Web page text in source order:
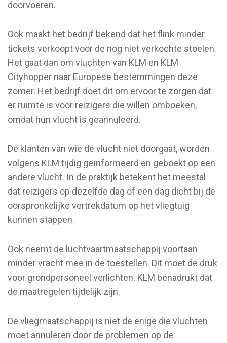
doorvoeren.
Ook maakt het bedrijf bekend dat het flink minder
tickets verkoopt voor de nog niet verkochte stoelen.
Het gaat dan om vluchten van KLM en KLM
Cityhopper naar Europese bestemmingen deze
zomer. Het bedrijf doet dit om ervoor te zorgen dat
er ruimte is voor reizigers die willen omboeken,
omdat hun vlucht is geannuleerd.
De klanten van wie de vlucht niet doorgaat, worden
volgens KLM tijdig geïnformeerd en geboekt op een
andere vlucht. In de praktijk betekent het meestal
dat reizigers op dezelfde dag of een dag dicht bij de
oorspronkelijke vertrekdatum op het vliegtuig
kunnen stappen.
Ook neemt de luchtvaartmaatschappij voortaan
minder vracht mee in de toestellen. Dit moet de druk
voor grondpersoneel verlichten. KLM benadrukt dat
de maatregelen tijdelijk zijn.
De vliegmaatschappij is niet de enige die vluchten
moet annuleren door de problemen op de